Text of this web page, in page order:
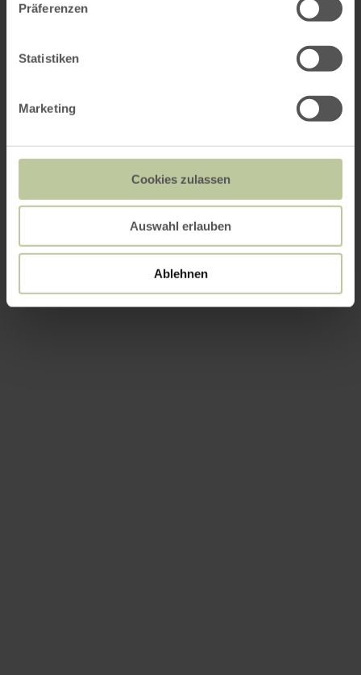
Präferenzen
Statistiken
Marketing
Cookies zulassen
Auswahl erlauben
Ablehnen